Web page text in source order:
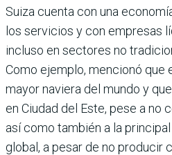
Suiza cuenta con una
los servicios y con empresas
incluso en sectores no
Como ejemplo, mencionó que
mayor naviera del mundo y
en Ciudad del Este, pese a no
así como también a la
global, a pesar de no producir